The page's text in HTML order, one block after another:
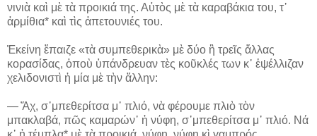
νινιὰ καὶ μὲ τὰ προικιά της. Αὐτὸς μὲ τὰ καραβάκια του, τ᾽
ἀρμίθια* καὶ τὶς ἀπετουνιές του.
Ἐκείνη ἔπαιζε «τὰ συμπεθερικὰ» μὲ δύο ἢ τρεῖς ἄλλας
κορασίδας, ὁποὺ ὑπάνδρευαν τὲς κοῦκλές των κ᾽ ἐψέλλιζαν
χελιδονιστὶ ἡ μία μὲ τὴν ἄλλην:
― Ἄχ, σ᾽μπεθερίτσα μ᾽ πλιό, νὰ φέρουμε πλιὸ τὸν
μπακλαβά, πῶς καμαρών᾽ ἡ νύφη, σ᾽μπεθερίτσα μ᾽ πλιό. Νά